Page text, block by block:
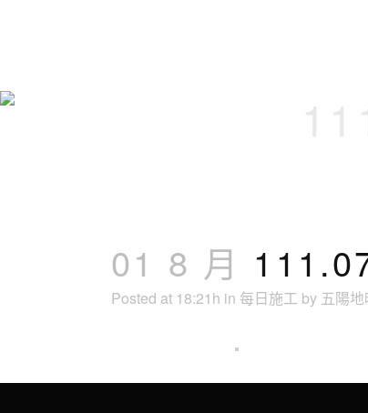
01 8 月
Posted at 18:21h in 每日施工 by 五陽地